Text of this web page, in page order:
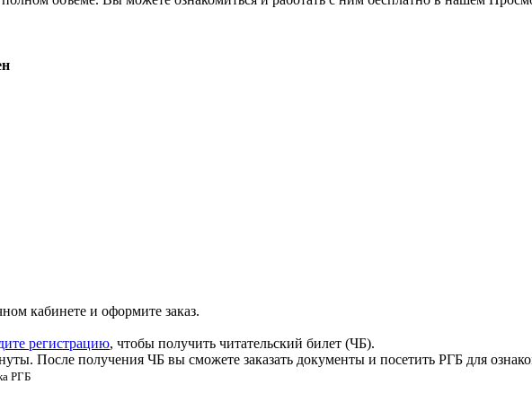
кабинете и оформите заказ.
регистрацию, чтобы получить читательский билет (ЧБ).
После получения ЧБ вы сможете заказать документы и посетить РГБ для
РГБ